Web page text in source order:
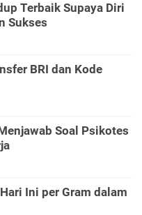
Terbaik Supaya Diri
Sukses
BRI dan Kode
Soal Psikotes
Ini per Gram dalam